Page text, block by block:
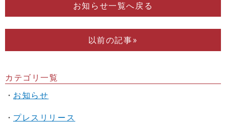
お知らせ一覧へ戻る
以前の記事»
カテゴリ一覧
お知らせ
プレスリリース